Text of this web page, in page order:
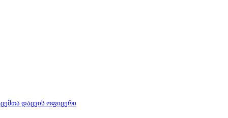
დაცვის ოფიცერი